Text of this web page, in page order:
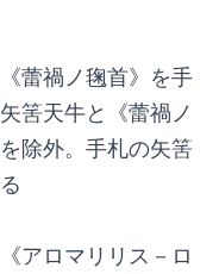
蕾禍ノ毱首》を手
筈天牛と《蕾禍ノ
除外。手札の矢筈
アロマリリス－ロ